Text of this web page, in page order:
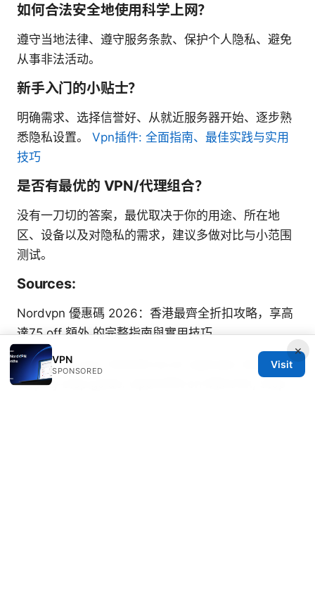
如何合法安全地使用科学上网？
遵守当地法律、遵守服务条款、保护个人隐私、避免
从事非法活动。
新手入门的小贴士？
明确需求、选择信誉好、从就近服务器开始、逐步熟
悉隐私设置。 Vpn插件: 全面指南、最佳实践与实用
技巧
是否有最优的 VPN/代理组合？
没有一刀切的答案，最优取决于你的用途、所在地
区、设备以及对隐私的需求，建议多做对比与小范围
测试。
Sources:
Nordvpn 優惠碼 2026：香港最齊全折扣攻略，享高
達75 off 額外 的完整指南與實用技巧
Setting up your mikrotik as an openvpn client a
step by step guide: OpenVPN on MikroTik, Step-
×
VPN
SPONSORED
Visit